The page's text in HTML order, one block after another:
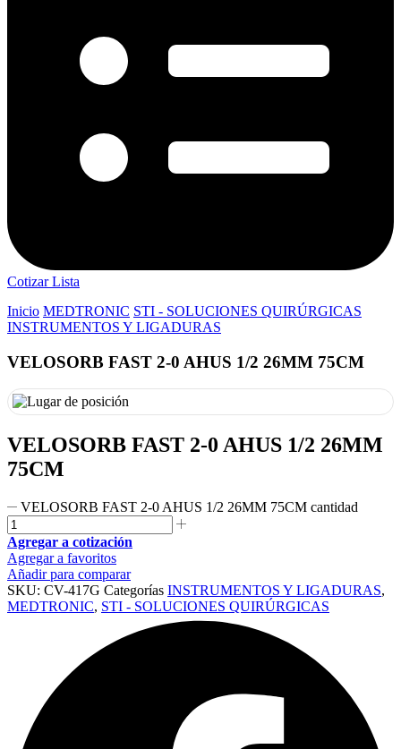
Cotizar Lista
Inicio MEDTRONIC STI - SOLUCIONES QUIRÚRGICAS
INSTRUMENTOS Y LIGADURAS
VELOSORB FAST 2-0 AHUS 1/2 26MM 75CM
VELOSORB FAST 2-0 AHUS 1/2 26MM
75CM
VELOSORB FAST 2-0 AHUS 1/2 26MM 75CM cantidad
Agregar a cotización
Agregar a favoritos
Añadir para comparar
SKU: CV-417G Categorías INSTRUMENTOS Y LIGADURAS,
MEDTRONIC, STI - SOLUCIONES QUIRÚRGICAS